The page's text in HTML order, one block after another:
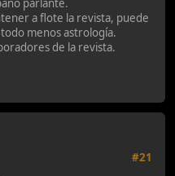
parlante.
a flote la revista, puede
menos astrología.
de la revista.
#21